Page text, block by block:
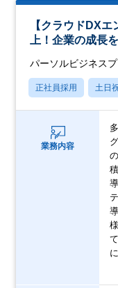
【クラウドDX
上！企業の成長
パーソルビジネス
正社員採用 土日
業務内容